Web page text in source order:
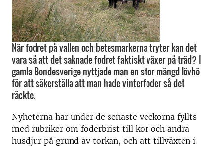
När fodret på vallen och betesmarkerna tryter kan det
vara så att det saknade fodret faktiskt växer på träd? I
gamla Bondesverige nyttjade man en stor mängd lövhö
för att säkerställa att man hade vinterfoder så det
räckte.
Nyheterna har under de senaste veckorna fyllts
med rubriker om foderbrist till kor och andra
husdjur på grund av torkan, och att tillväxten i